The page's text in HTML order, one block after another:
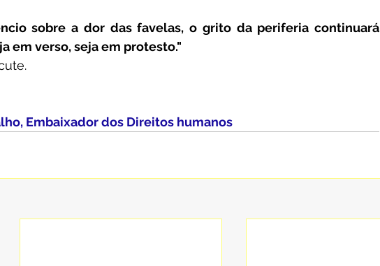
sobre a dor das favelas, o grito da periferia continuará
em verso, seja em protesto."
Embaixador dos Direitos humanos